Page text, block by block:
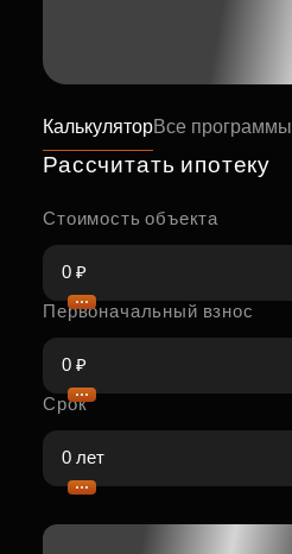
КалькуляторВсе программы
Рассчитать ипотеку
Стоимость объекта
Первоначальный взнос
Срок